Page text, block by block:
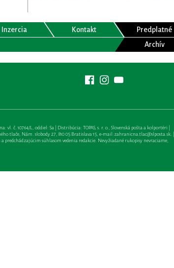
Inzercia Kontakt
Predplatné
Archív
vl. č. 10764/L, oddiel: Sa | Distribúcia: TOPAS, s. r. o., Slovenská pošta a kolportéri |
tlače, Nám. slobody 27, 810 05 Bratislava 15, e-mail:zahranicna.tlac@slposta.sk. |
súhlasom vedenia redakcie. Nevyžiadané rukopisy nevraciame,